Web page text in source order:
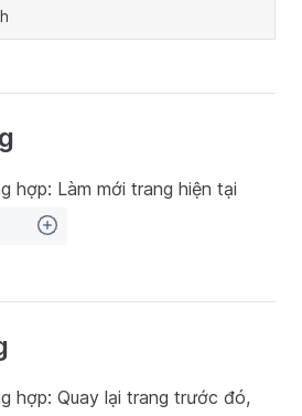
hợp: Làm mới trang hiện tại
hợp: Quay lại trang trước đó,